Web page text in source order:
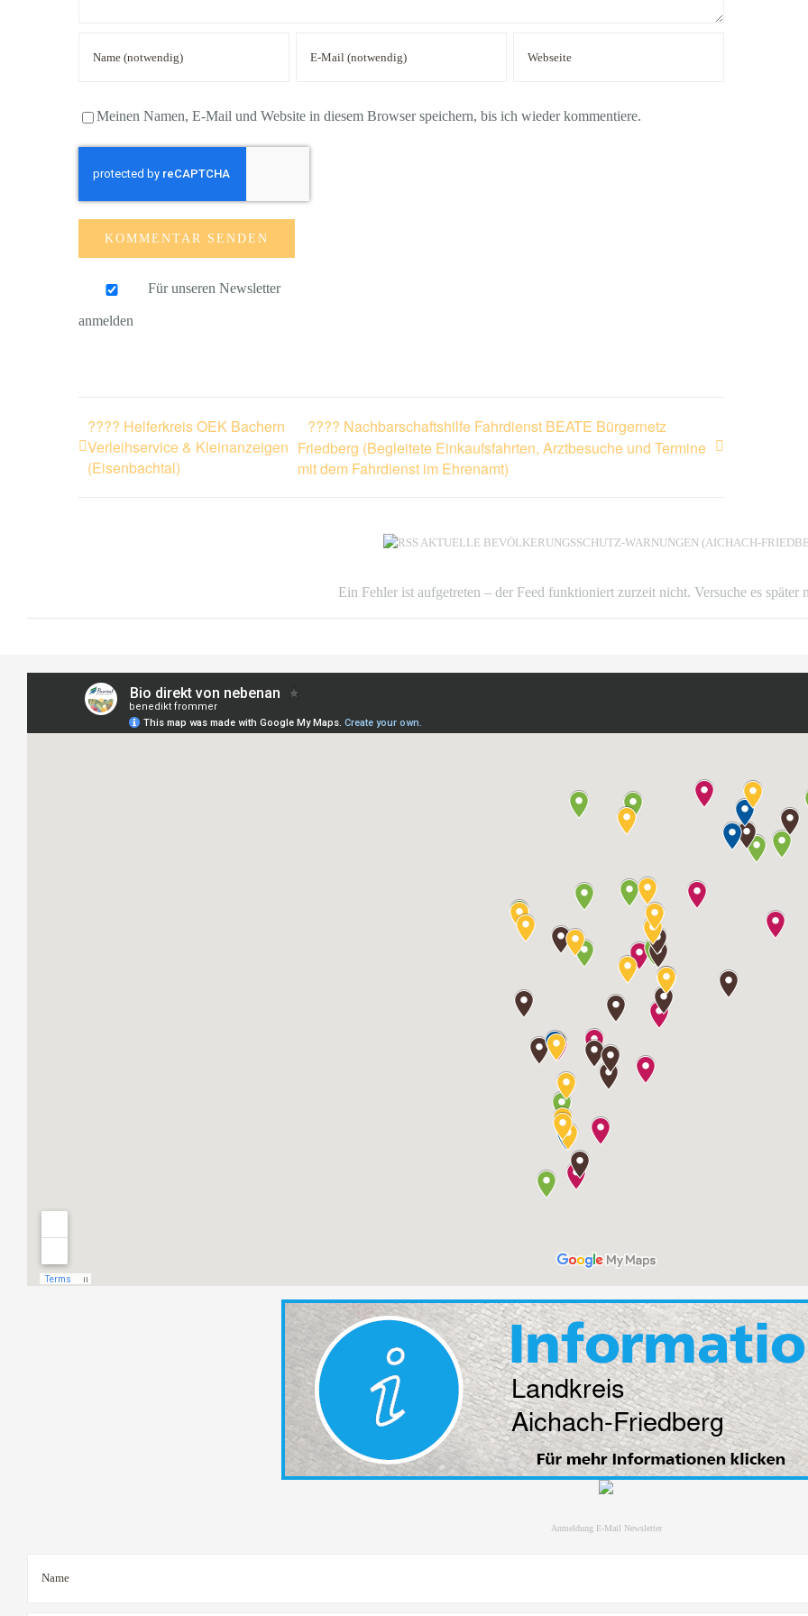
Meinen Namen, E-Mail und Website in diesem Browser speichern, bis ich wieder kommentiere.
Für unseren Newsletter
anmelden
???? Helferkreis OEK Bachern
Verleihservice & Kleinanzeigen
(Eisenbachtal)
???? Nachbarschaftshilfe Fahrdienst BEATE Bürgernetz
Friedberg (Begleitete Einkaufsfahrten, Arztbesuche und Termine
mit dem Fahrdienst im Ehrenamt)
AKTUELLE BEVÖLKERUNGSSCHUTZ-WARNUNGEN (AICHACH-
Ein Fehler ist aufgetreten – der Feed funktioniert zurzeit nicht. Versuche es später
Anmeldung E-Mail Newsletter